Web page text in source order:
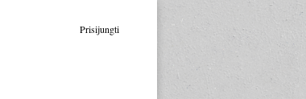
Prisijungti